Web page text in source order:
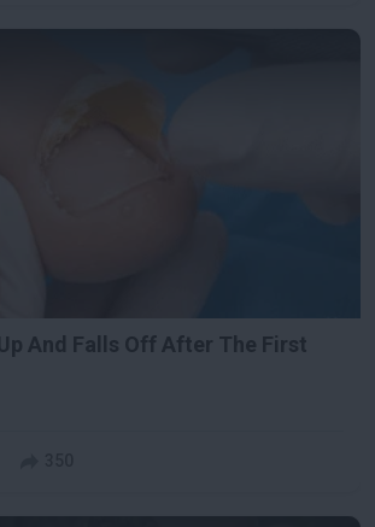
And Falls Off After The First